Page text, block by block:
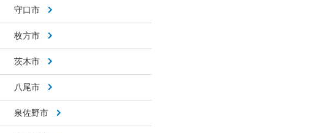
守口市
枚方市
茨木市
八尾市
泉佐野市